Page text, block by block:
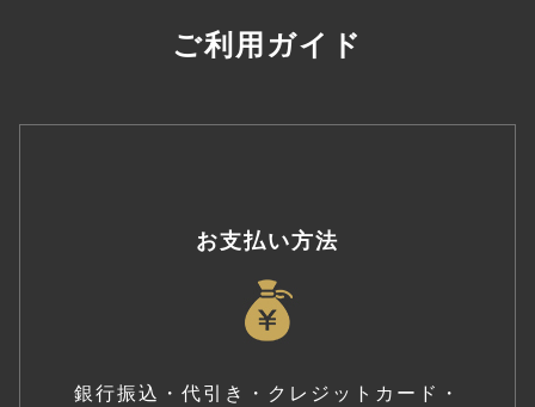
ご利用ガイド
お支払い方法
銀行振込・代引き・クレジットカード・